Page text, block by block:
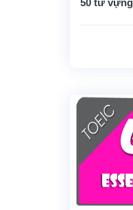
50 từ